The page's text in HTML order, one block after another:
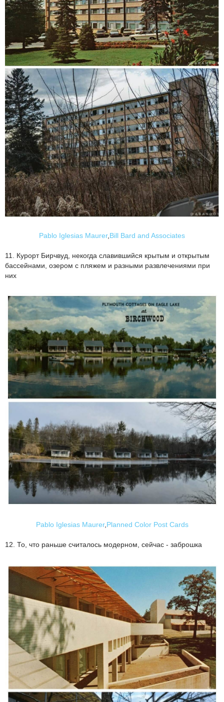
Pablo Iglesias Maurer,Bill Bard and Associates
11. Курорт Бирчвуд, некогда славившийся крытым и открытым
бассейнами, озером с пляжем и разными развлечениями при
них
Pablo Iglesias Maurer,Planned Color Post Cards
12. То, что раньше считалось модерном, сейчас - заброшка